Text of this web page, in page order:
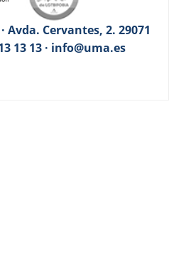
Avda. Cervantes, 2. 29071
13 13 · info@uma.es